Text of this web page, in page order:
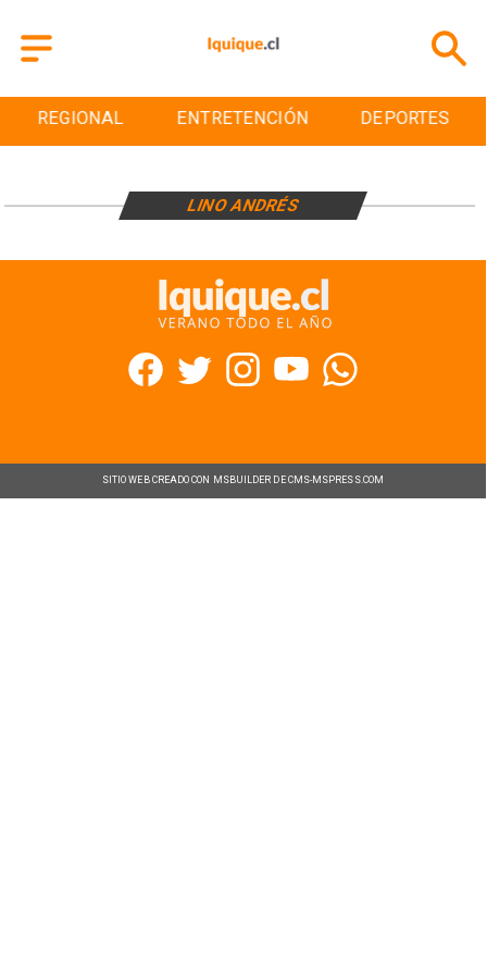
REGIONAL ENTRETENCIÓN DEPORTES
LINO ANDRÉS
SITIO WEB CREADO CON MSBUILDER DE CMS-MSPRESS.COM